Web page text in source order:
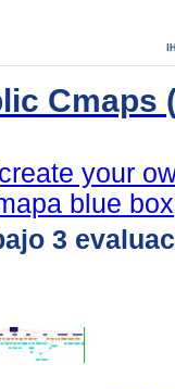
Cmaps
your
blue box
3